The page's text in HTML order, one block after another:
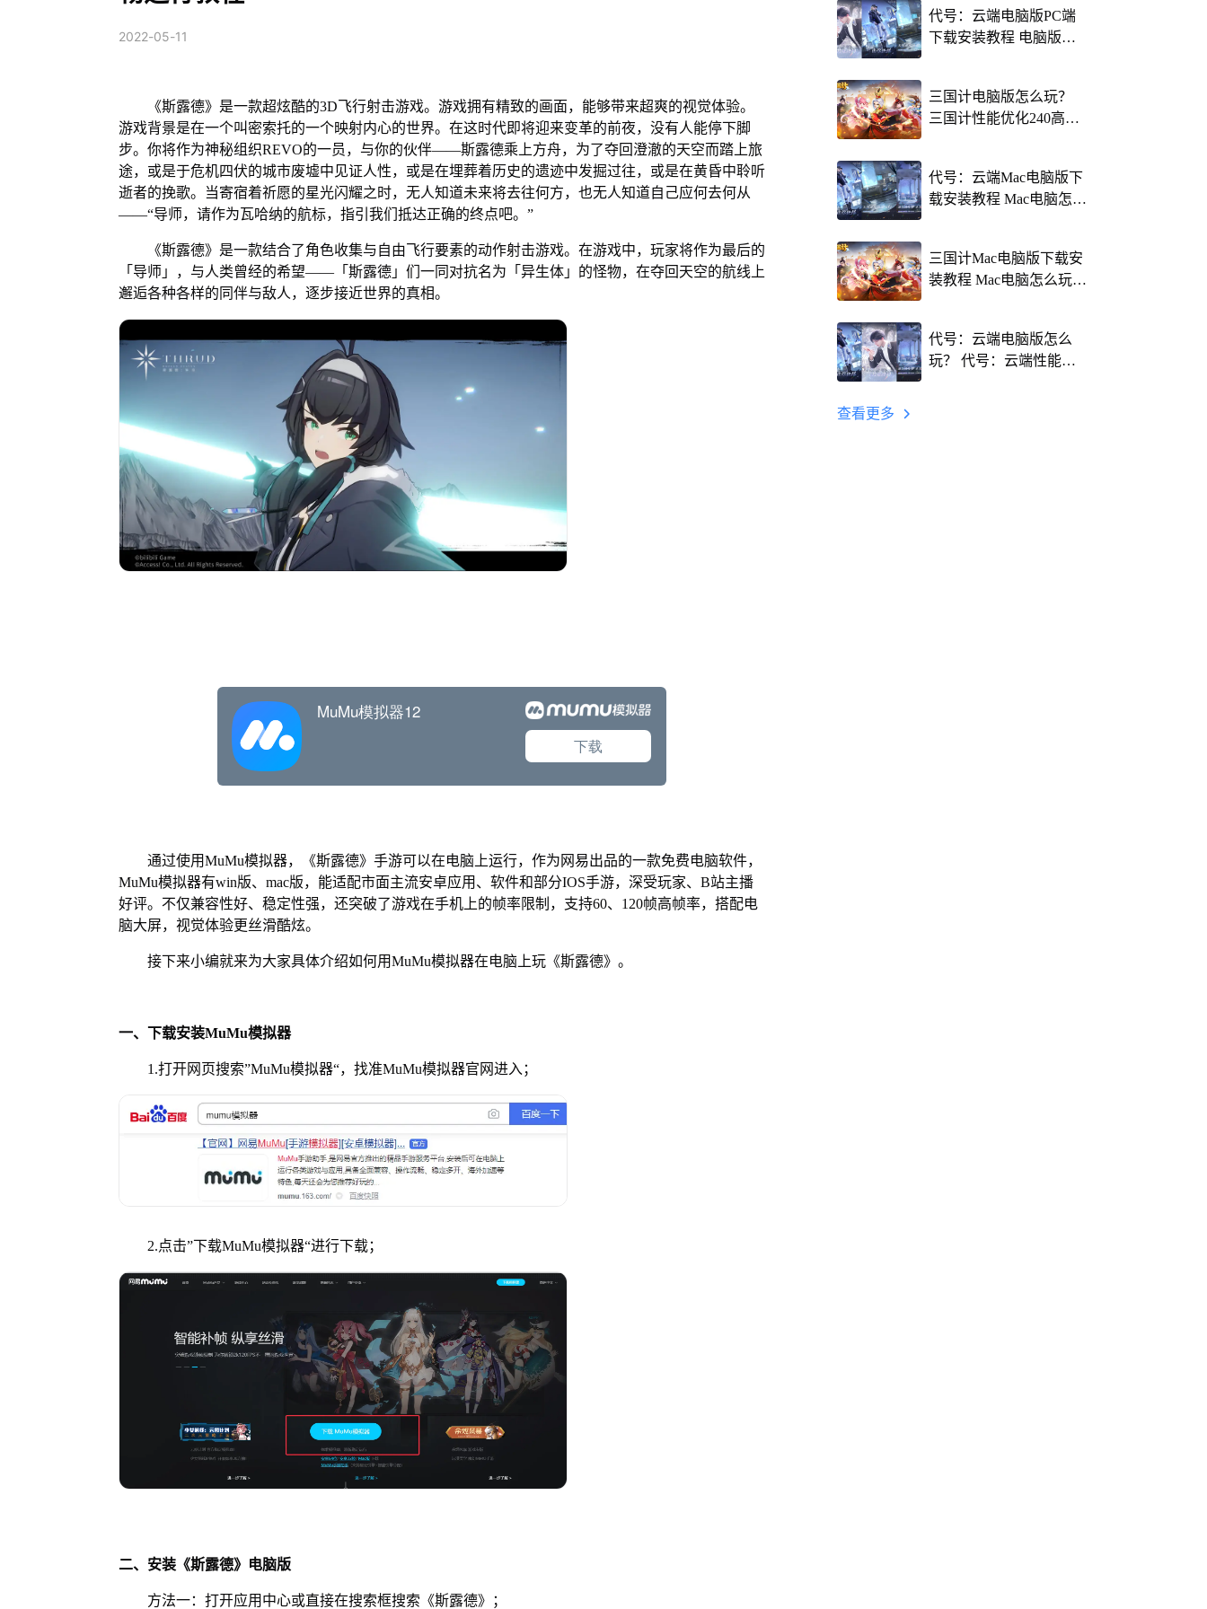
2022-05-11
《斯露德》是一款超炫酷的3D飞行射击游戏。游戏拥有精致的画面，能够带来超爽的视觉体验。
游戏背景是在一个叫密索托的一个映射内心的世界。在这时代即将迎来变革的前夜，没有人能停下脚
步。你将作为神秘组织REVO的一员，与你的伙伴——斯露德乘上方舟，为了夺回澄澈的天空而踏上旅
途，或是于危机四伏的城市废墟中见证人性，或是在埋葬着历史的遗迹中发掘过往，或是在黄昏中聆听
逝者的挽歌。当寄宿着祈愿的星光闪耀之时，无人知道未来将去往何方，也无人知道自己应何去何从
——“导师，请作为瓦哈纳的航标，指引我们抵达正确的终点吧。”
《斯露德》是一款结合了角色收集与自由飞行要素的动作射击游戏。在游戏中，玩家将作为最后的
「导师」，与人类曾经的希望——「斯露德」们一同对抗名为「异生体」的怪物，在夺回天空的航线上
邂逅各种各样的同伴与敌人，逐步接近世界的真相。
通过使用MuMu模拟器，《斯露德》手游可以在电脑上运行，作为网易出品的一款免费电脑软件，
MuMu模拟器有win版、mac版，能适配市面主流安卓应用、软件和部分IOS手游，深受玩家、B站主播
好评。不仅兼容性好、稳定性强，还突破了游戏在手机上的帧率限制，支持60、120帧高帧率，搭配电
脑大屏，视觉体验更丝滑酷炫。
接下来小编就来为大家具体介绍如何用MuMu模拟器在电脑上玩《斯露德》。
一、下载安装MuMu模拟器
1.打开网页搜索”MuMu模拟器“，找准MuMu模拟器官网进入；
2.点击”下载MuMu模拟器“进行下载；
二、安装《斯露德》电脑版
方法一：打开应用中心或直接在搜索框搜索《斯露德》；
代号：云端电脑版PC端
下载安装教程 电脑版怎
三国计电脑版怎么玩？
三国计性能优化240高帧
代号：云端Mac电脑版下
载安装教程 Mac电脑怎么
三国计Mac电脑版下载安
装教程 Mac电脑怎么玩三
代号：云端电脑版怎么
玩？ 代号：云端性能优
查看更多